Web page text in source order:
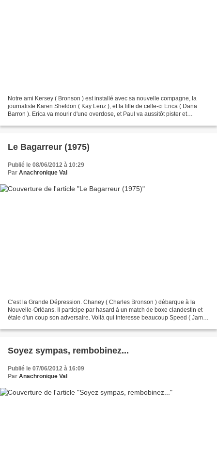
Notre ami Kersey ( Bronson ) est installé avec sa nouvelle compagne, la
journaliste Karen Sheldon ( Kay Lenz ), et la fille de celle-ci Erica ( Dana
Barron ). Erica va mourir d'une overdose, et Paul va aussitôt pister et
Le Bagarreur (1975)
Publié le 08/06/2012 à 10:29
Par Anachronique Val
C'est la Grande Dépression. Chaney ( Charles Bronson ) débarque à la
Nouvelle-Orléans. Il participe par hasard à un match de boxe clandestin et
étale d'un coup son adversaire. Voilà qui interesse beaucoup Speed ( James
Soyez sympas, rembobinez...
Publié le 07/06/2012 à 16:09
Par Anachronique Val